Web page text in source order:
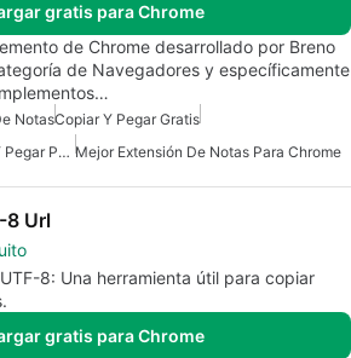
gratis para Chrome
de Chrome desarrollado por Breno
de Navegadores y específicamente
NotasCopiar Y Pegar Gratis
Mejor Extensión De Copiar Y Pegar Para Chrome Mejor Extensión De Notas Para Chrome
8 Url
8: Una herramienta útil para copiar
gratis para Chrome